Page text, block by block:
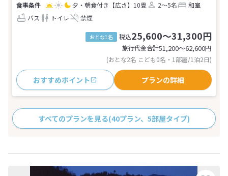
夕・朝食付き 【広さ】10畳 2～5名
和室
バス
トイレ 禁煙
おとな1名 税込25,600～31,300円
旅行代金合計51,200〜62,600円
(おとな2名 こども0名・1部屋/1泊2日)
おすすめポイント プランの詳細
すべてのプランを見る(40プラン、5部屋タイプ)